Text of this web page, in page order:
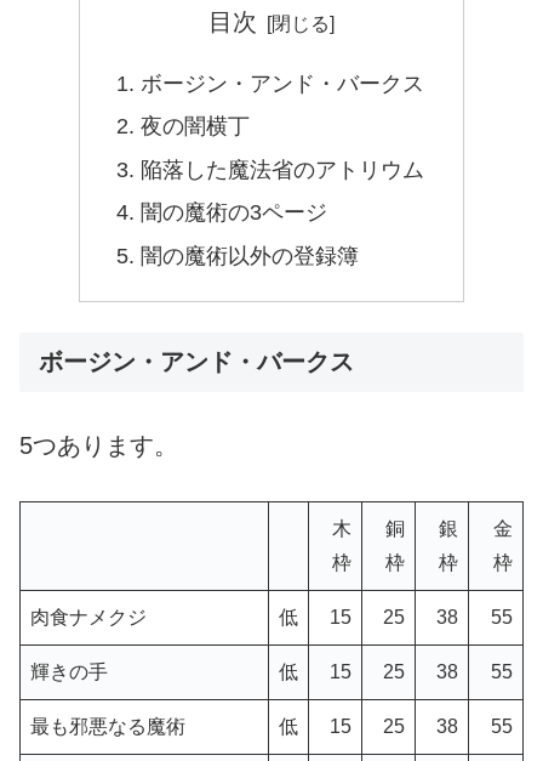
目次
ボージン・アンド・バークス
夜の闇横丁
陥落した魔法省のアトリウム
闇の魔術の3ページ
闇の魔術以外の登録簿
ボージン・アンド・バークス
5つあります。
木
枠
銅
枠
銀
枠
金
枠
肉食ナメクジ 低 15 25 38 55
輝きの手 低 15 25 38 55
最も邪悪なる魔術 低 15 25 38 55